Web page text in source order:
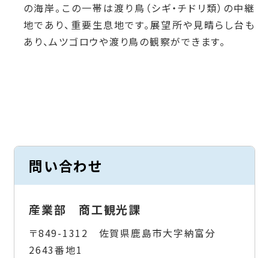
の海岸。この一帯は渡り鳥（シギ・チドリ類）の中継
地であり、重要生息地です。展望所や見晴らし台も
あり、ムツゴロウや渡り鳥の観察ができます。
問い合わせ
産業部 商工観光課
〒849-1312 佐賀県鹿島市大字納富分
2643番地1